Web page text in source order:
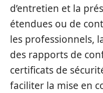
d’entretien et la
étendues ou de
les professionnels,
des rapports de
certificats de
faciliter la mise en